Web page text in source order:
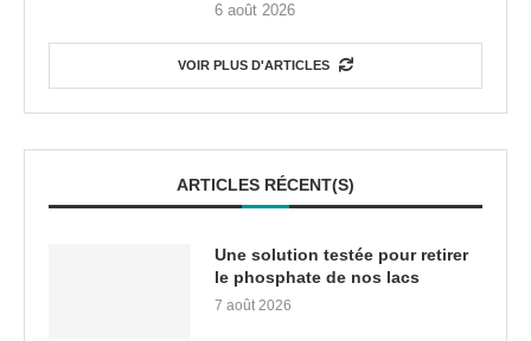
6 août 2026
VOIR PLUS D'ARTICLES
ARTICLES RÉCENT(S)
Une solution testée pour retirer
le phosphate de nos lacs
7 août 2026